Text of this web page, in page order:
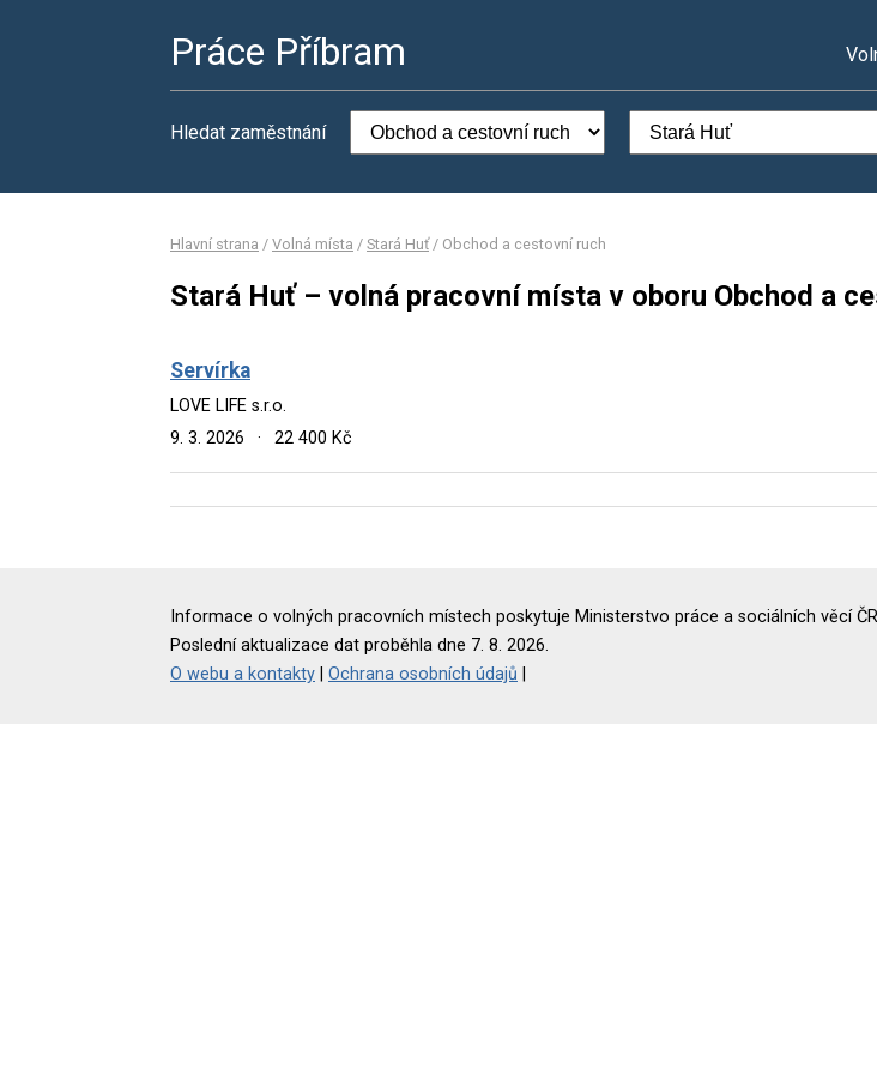
Práce Příbram
Hledat zaměstnání
Hlavní strana / Volná místa / Stará Huť/ Obchod a cestovní ruch
Stará Huť – volná pracovní místa v oboru Obchod a
Servírka
LOVE LIFE s.r.o.
9. 3. 2026
· 22 400 Kč
Informace o volných pracovních místech poskytuje Ministerstvo práce a sociálních věcí
Poslední aktualizace dat proběhla dne 7. 8. 2026.
O webu a kontakty
Ochrana osobních údajů